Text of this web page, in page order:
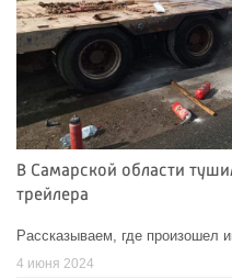
В Самарской области
трейлера
Рассказываем, где произошел
4 июня 2024